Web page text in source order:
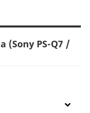
(Sony PS-Q7 /
Sony
Se vastaa
palauttaa